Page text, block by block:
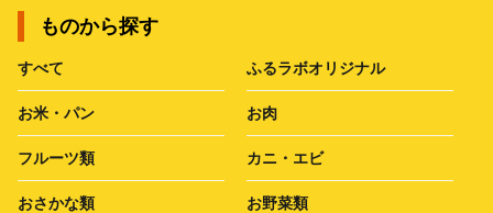
ものから探す
すべて ふるラボオリジナル
お米・パン お肉
フルーツ類 カニ・エビ
おさかな類 お野菜類